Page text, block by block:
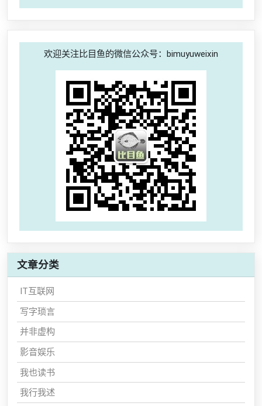
欢迎关注比目鱼的微信公众号：bimuyuweixin
文章分类
IT互联网
写字琐言
并非虚构
影音娱乐
我也读书
我行我述